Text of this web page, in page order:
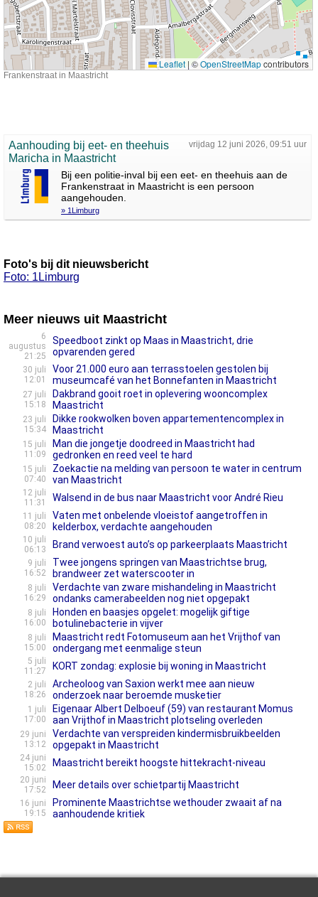
Leaflet | ©OpenStreetMapcontributors
Frankenstraat in Maastricht
vrijdag 12 juni 2026, 09:51 uur
Aanhouding bij eet- en theehuis
Maricha in Maastricht
Bij een politie-inval bij een eet- en theehuis aan de
Frankenstraat in Maastricht is een persoon
aangehouden.
» 1Limburg
Foto's bij dit nieuwsbericht
Foto: 1Limburg
Meer nieuws uit Maastricht
6
augustus
21:25
Speedboot zinkt op Maas in Maastricht, drie
opvarenden gered
30 juli
12:01
Voor 21.000 euro aan terrasstoelen gestolen bij
museumcafé van het Bonnefanten in Maastricht
27 juli
15:18
Dakbrand gooit roet in oplevering wooncomplex
Maastricht
23 juli
15:34
Dikke rookwolken boven appartementencomplex in
Maastricht
15 juli
11:09
Man die jongetje doodreed in Maastricht had
gedronken en reed veel te hard
15 juli
07:40
Zoekactie na melding van persoon te water in centrum
van Maastricht
12 juli
11:31
Walsend in de bus naar Maastricht voor André Rieu
11 juli
08:20
Vaten met onbelende vloeistof aangetroffen in
kelderbox, verdachte aangehouden
10 juli
06:13
Brand verwoest auto’s op parkeerplaats Maastricht
9 juli
16:52
Twee jongens springen van Maastrichtse brug,
brandweer zet waterscooter in
8 juli
16:29
Verdachte van zware mishandeling in Maastricht
ondanks camerabeelden nog niet opgepakt
8 juli
16:00
Honden en baasjes opgelet: mogelijk giftige
botulinebacterie in vijver
8 juli
15:00
Maastricht redt Fotomuseum aan het Vrijthof van
ondergang met eenmalige steun
5 juli
11:27
KORT zondag: explosie bij woning in Maastricht
2 juli
18:26
Archeoloog van Saxion werkt mee aan nieuw
onderzoek naar beroemde musketier
1 juli
17:00
Eigenaar Albert Delboeuf (59) van restaurant Momus
aan Vrijthof in Maastricht plotseling overleden
29 juni
13:12
Verdachte van verspreiden kindermisbruikbeelden
opgepakt in Maastricht
24 juni
15:02
Maastricht bereikt hoogste hittekracht-niveau
20 juni
17:52
Meer details over schietpartij Maastricht
16 juni
19:15
Prominente Maastrichtse wethouder zwaait af na
aanhoudende kritiek